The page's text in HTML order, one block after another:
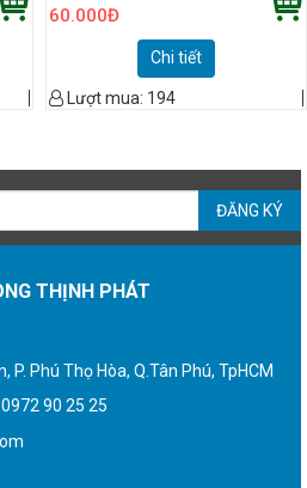
60.000Đ
Chi tiết
Lượt mua: 194
ĐĂNG KÝ
THỊNH PHÁT
Phú Thọ Hòa, Q.Tân Phú, TpHCM
90 25 25